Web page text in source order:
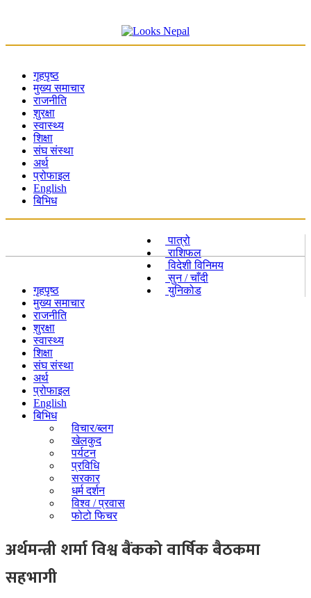
गृहपृष्ठ
मुख्य समाचार
राजनीति
शुरक्षा
स्वास्थ्य
शिक्षा
संघ संस्था
अर्थ
प्रोफाइल
English
बिभिध
पात्रो
राशिफल
विदेशी विनिमय
सुन / चाँदी
युनिकोड
गृहपृष्ठ
मुख्य समाचार
राजनीति
शुरक्षा
स्वास्थ्य
शिक्षा
संघ संस्था
अर्थ
प्रोफाइल
English
बिभिध
विचार/ब्लग
खेलकुद
पर्यटन
प्रविधि
सरकार
धर्म दर्शन
विश्व / प्रवास
फोटो फिचर
अर्थमन्त्री शर्मा विश्व बैंकको वार्षिक बैठकमा
सहभागी